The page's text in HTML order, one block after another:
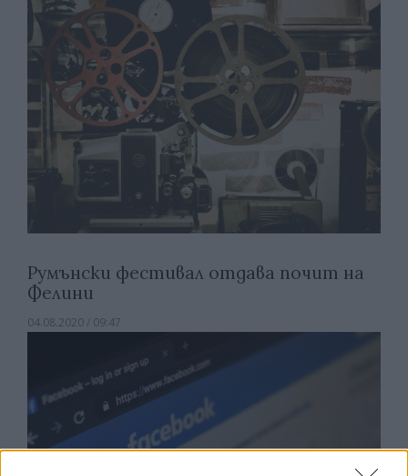
Румънски фестивал отдава почит на
Фелини
04.08.2020 / 09:47